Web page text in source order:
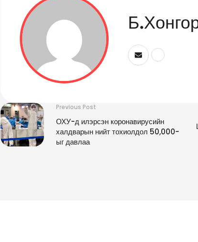
Previous Post
ОХУ-д илэрсэн коронавирусийн
халдварын нийт тохиолдол 50,000-
ыг давлаа